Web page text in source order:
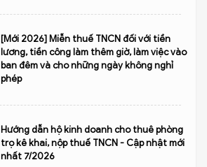
[Mới 2026] Miễn thuế TNCN đối với tiền
lương, tiền công làm thêm giờ, làm việc vào
ban đêm và cho những ngày không nghỉ
phép
Hướng dẫn hộ kinh doanh cho thuê phòng
trọ kê khai, nộp thuế TNCN - Cập nhật mới
nhất 7/2026